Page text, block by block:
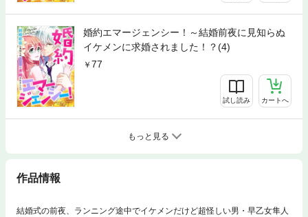
婚約エマージェンシー！～結婚前夜に見知らぬ
イケメンに求婚されました！？(4)
77
試し読み カートへ
もっと見る
作品情報
結婚式の前夜、ランニング途中でイケメンだけど超怪しい男・早乙女隼人